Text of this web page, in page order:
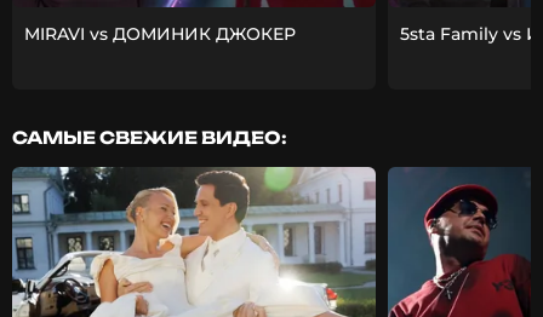
MIRAVI vs ДОМИНИК ДЖОКЕР 5sta Family vs
САМЫЕ СВЕЖИЕ ВИДЕО: